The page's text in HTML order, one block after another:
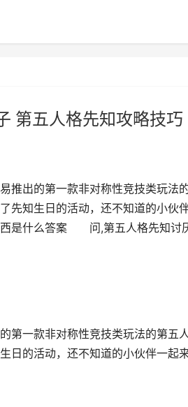
第五人格先知攻略技巧
出的第一款非对称性竞技类玩法
先知生日的活动，还不知道的小伙
西是什么答案 问,第五人格先知讨
一款非对称性竞技类玩法的第五
日的活动，还不知道的小伙伴一起